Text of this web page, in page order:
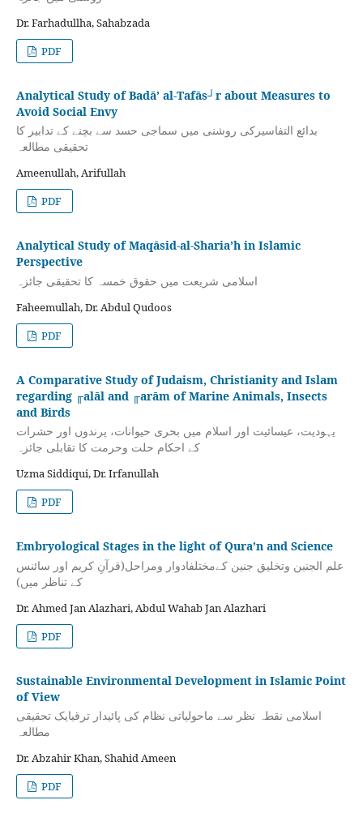
Dr. Farhadullha, Sahabzada
PDF
Analytical Study of Badā’ al-Tafās┘r about Measures to
Avoid Social Envy
بدائع التفاسیرکی روشنی میں سماجی حسد سے بچنے کے تدابیر کا
تحقیقی مطالعہ
Ameenullah, Arifullah
PDF
Analytical Study of Maqāsid-al-Sharia’h in Islamic
Perspective
اسلامی شریعت میں حقوق خمسہ کا تحقیقی جائزہ
Faheemullah, Dr. Abdul Qudoos
PDF
A Comparative Study of Judaism, Christianity and Islam
regarding ╓alāl and ╓arām of Marine Animals, Insects
and Birds
یہودیت، عیسائیت اور اسلام میں بحری حیوانات، پرندوں اور حشرات
کے احکام حلت وحرمت کا تقابلی جائزہ
Uzma Siddiqui, Dr. Irfanullah
PDF
Embryological Stages in the light of Qura’n and Science
علم الجنین وتخلیق جنین کےمختلفادوار ومراحل(قرآنِ کریم اور سائنس
کے تناظر میں)
Dr. Ahmed Jan Alazhari, Abdul Wahab Jan Alazhari
PDF
Sustainable Environmental Development in Islamic Point
of View
اسلامی نقطہ نظر سے ماحولیاتی نظام کی پائیدار ترقیایک تحقیقی
مطالعہ
Dr. Abzahir Khan, Shahid Ameen
PDF